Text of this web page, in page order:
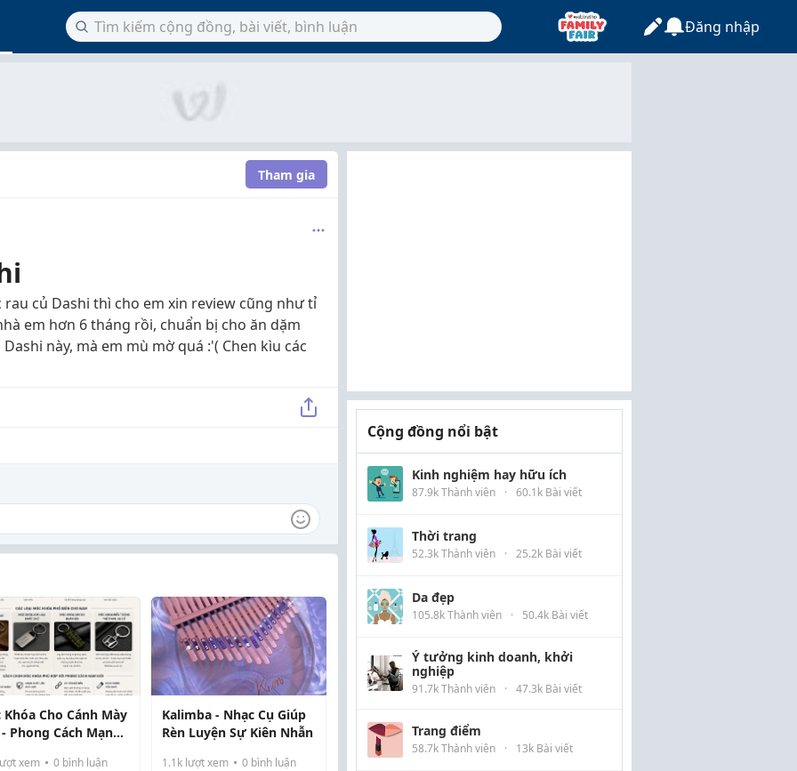
Đăng nhập
Tham gia
củ Dashi thì cho em xin review cũng như tỉ
em hơn 6 tháng rồi, chuẩn bị cho ăn dặm
này, mà em mù mờ quá :'( Chen kìu các
Khóa Cho Cánh Mày
- Phong Cách Mạnh
xem 0 bình luận
Kalimba - Nhạc Cụ Giúp
Rèn Luyện Sự Kiên Nhẫn
1.1klượt xem 0bình luận
Cộng đồng nổi bật
Kinh nghiệm hay hữu ích
87.9k Thành viên · 60.1k Bài viết
Thời trang
52.3k Thành viên · 25.2k Bài viết
Da đẹp
105.8k Thành viên · 50.4k Bài viết
Ý tưởng kinh doanh, khởi
nghiệp
91.7k Thành viên · 47.3k Bài viết
Trang điểm
58.7k Thành viên · 13k Bài viết